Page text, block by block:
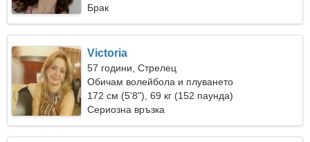
Брак
Victoria
57 години, Стрелец
Обичам волейбола и плуването
172 см (5'8"), 69 кг (152 паунда)
Сериозна връзка